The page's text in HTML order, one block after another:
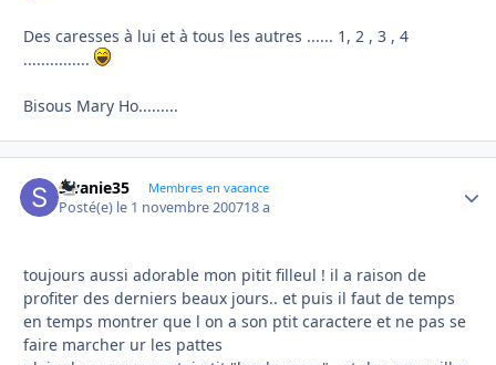
Des caresses à lui et à tous les autres ...... 1, 2 , 3 , 4
...............
Bisous Mary Ho.........
swanie35 Membres en vacance
Posté(e) le 1 novembre 200718 a
toujours aussi adorable mon pitit filleul ! il a raison de
profiter des derniers beaux jours.. et puis il faut de temps
en temps montrer que l on a son ptit caractere et ne pas se
faire marcher ur les pattes